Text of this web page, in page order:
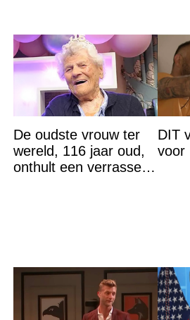
De oudste vrouw ter
wereld, 116 jaar oud,
onthult een verrassend
DIT
voor